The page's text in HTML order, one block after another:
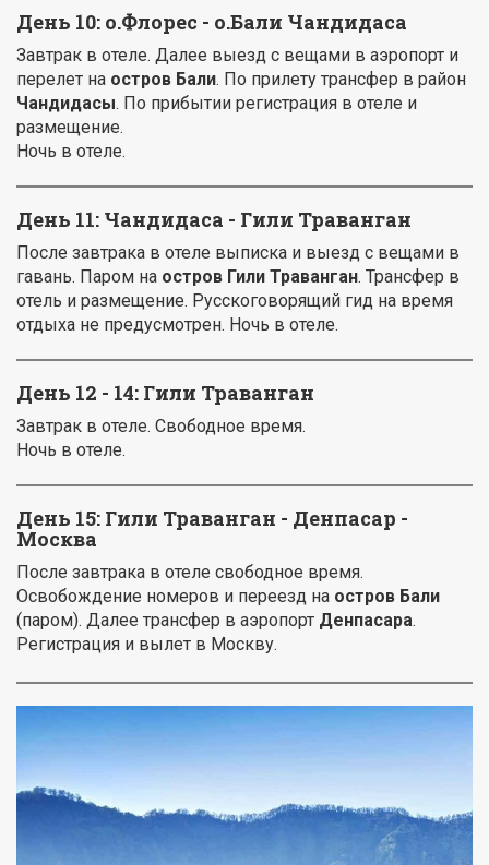
День 10: о.Флорес - о.Бали Чандидаса
Завтрак в отеле. Далее выезд с вещами в аэропорт и
перелет на остров Бали. По прилету трансфер в район
Чандидасы. По прибытии регистрация в отеле и
размещение.
Ночь в отеле.
День 11: Чандидаса - Гили Траванган
После завтрака в отеле выписка и выезд с вещами в
гавань. Паром на остров Гили Траванган. Трансфер в
отель и размещение. Русскоговорящий гид на время
отдыха не предусмотрен. Ночь в отеле.
День 12 - 14: Гили Траванган
Завтрак в отеле. Свободное время.
Ночь в отеле.
День 15: Гили Траванган - Денпасар -
Москва
После завтрака в отеле свободное время.
Освобождение номеров и переезд на остров Бали
(паром). Далее трансфер в аэропорт Денпасара.
Регистрация и вылет в Москву.